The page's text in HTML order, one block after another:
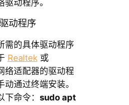
动程序。
动程序
需的具体驱动程序
Realtek或
络适配器的驱动程
动通过终端安装。
命令： sudo apt